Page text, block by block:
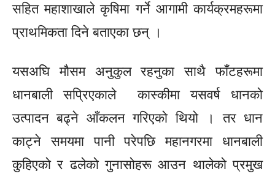
सहित महाशाखाले कृषिमा गर्ने आगामीकार्यक्रमहरूमा
प्राथमिकता दिने बताएका छन् ।
यसअघि मौसम अनुकुल रहनुका साथैफाँटहरूमा
धानबाली सप्रिएकाले कास्कीमा यसवर्ष धानको
उत्पादन बढ्ने आँकलन गरिएको थियो । तर धान
काट्ने समयमा पानी परेपछि महानगरमा धानबाली
कुहिएको र ढलेकोगुनासोहरूआउन थालेको प्रमुख